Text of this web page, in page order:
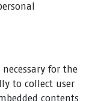
for the
to collect user
contents